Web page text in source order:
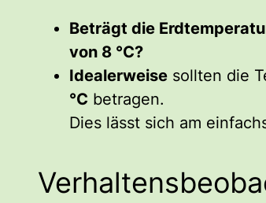
Beträgt die
von 8 °C?
Idealerweise sollten die
°C betragen.
Dies lässt sich am